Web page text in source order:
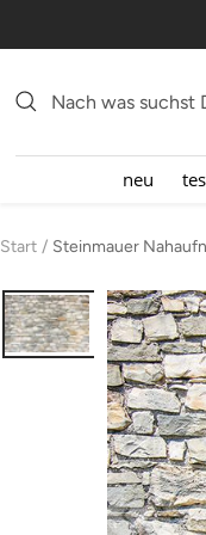
zum
neu
Start Steinmauer